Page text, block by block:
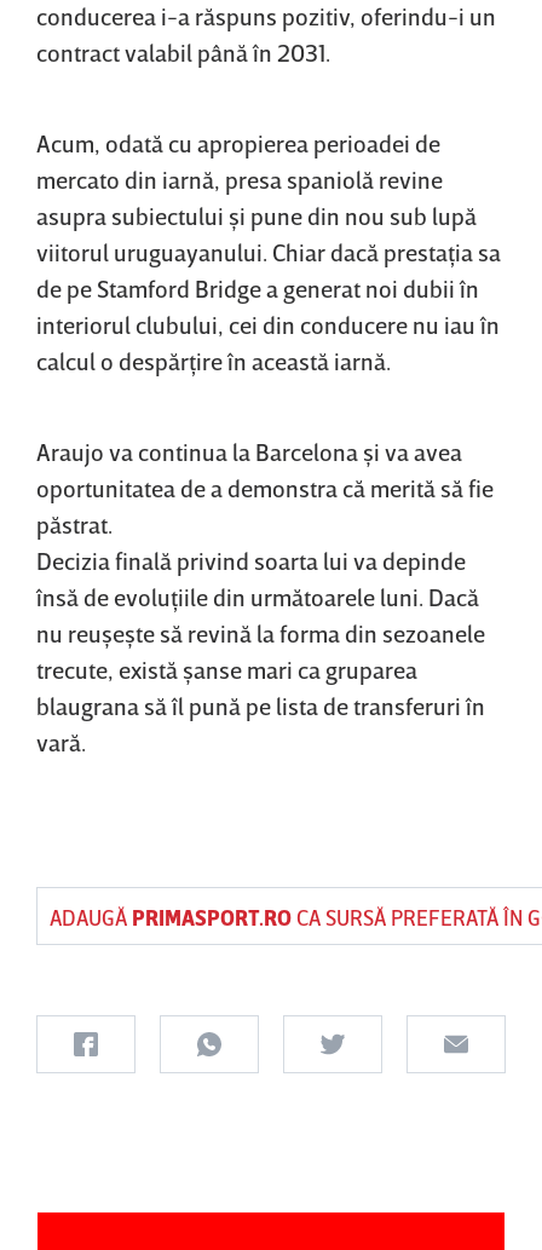
conducerea i-a răspuns pozitiv, oferindu-i un
contract valabil până în 2031.
Acum, odată cu apropierea perioadei de
mercato din iarnă, presa spaniolă revine
asupra subiectului şi pune din nou sub lupă
viitorul uruguayanului. Chiar dacă prestaţia sa
de pe Stamford Bridge a generat noi dubii în
interiorul clubului, cei din conducere nu iau în
calcul o despărţire în această iarnă.
Araujo va continua la Barcelona şi va avea
oportunitatea de a demonstra că merită să fie
păstrat.
Decizia finală privind soarta lui va depinde
însă de evoluţiile din următoarele luni. Dacă
nu reuşeşte să revină la forma din sezoanele
trecute, există şanse mari ca gruparea
blaugrana să îl pună pe lista de transferuri în
vară.
ADAUGĂ PRIMASPORT.ROCA SURSĂ PREFERATĂ ÎN